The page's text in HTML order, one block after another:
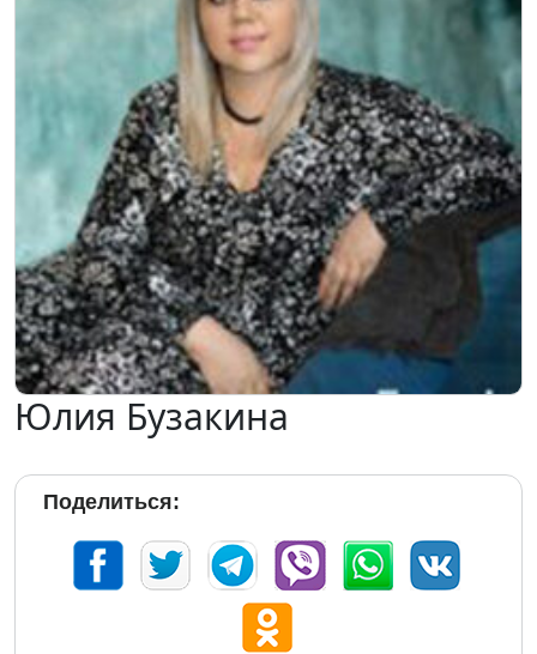
Юлия Бузакина
Поделиться: